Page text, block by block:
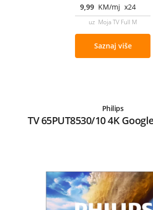
9,99 KM/mj x24
uz Moja TV Full M
Saznaj više
Philips
TV 65PUT8530/10 4K